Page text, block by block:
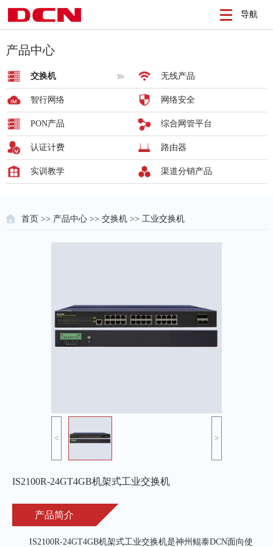
导航
产品中心
交换机 无线产品
智行网络 网络安全
PON产品 综合网管平台
认证计费 路由器
实训教学 渠道分销产品
首页 >> 产品中心 >> 交换机 >> 工业交换机
< >
IS2100R-24GT4GB机架式工业交换机
产品简介